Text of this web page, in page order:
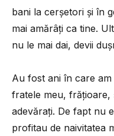
bani la cerșetori și în
mai amărâți ca tine.
nu le mai dai, devii
Au fost ani în care
fratele meu, frățioare,
adevărați. De fapt nu
profitau de naivitatea